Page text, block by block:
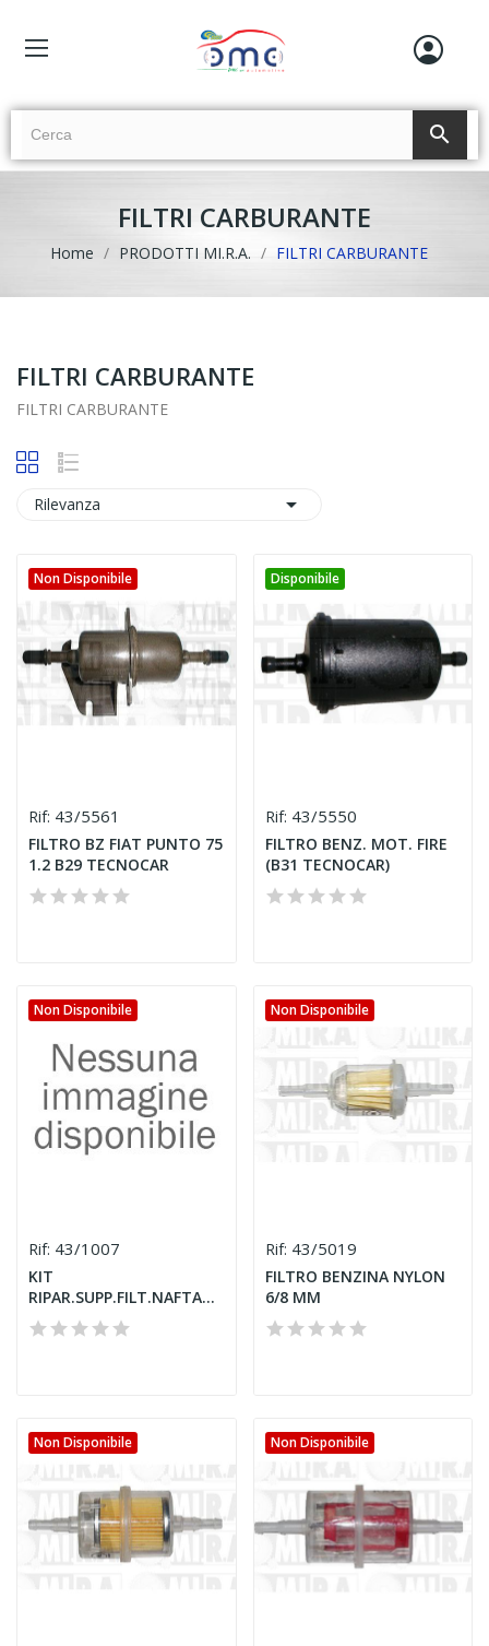
search
FILTRI CARBURANTE
Home PRODOTTI MI.R.A. FILTRI CARBURANTE
FILTRI CARBURANTE
FILTRI CARBURANTE
Rilevanza 
Non Disponibile
Rif: 43/5561
FILTRO BZ FIAT PUNTO 75
1.2 B29 TECNOCAR
Disponibile
Rif: 43/5550
FILTRO BENZ. MOT. FIRE
(B31 TECNOCAR)
Non Disponibile
Rif: 43/1007
KIT
RIPAR.SUPP.FILT.NAFTA
FORD
Non Disponibile
Rif: 43/5019
FILTRO BENZINA NYLON
6/8 MM
Non Disponibile Non Disponibile